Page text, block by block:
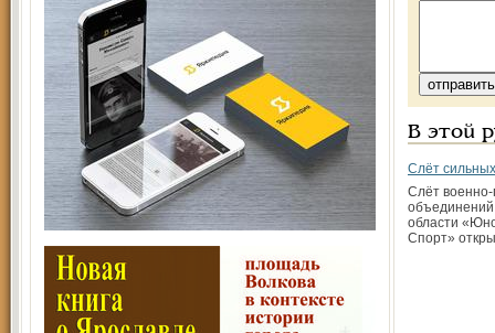
В этой
Слёт
Слёт военно-
области
Спорт»